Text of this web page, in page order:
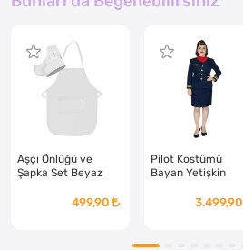
Aşçı Önlüğü ve
Şapka Set Beyaz
499,90
Pilot Kostümü
Bayan Yetişkin
3.499,90